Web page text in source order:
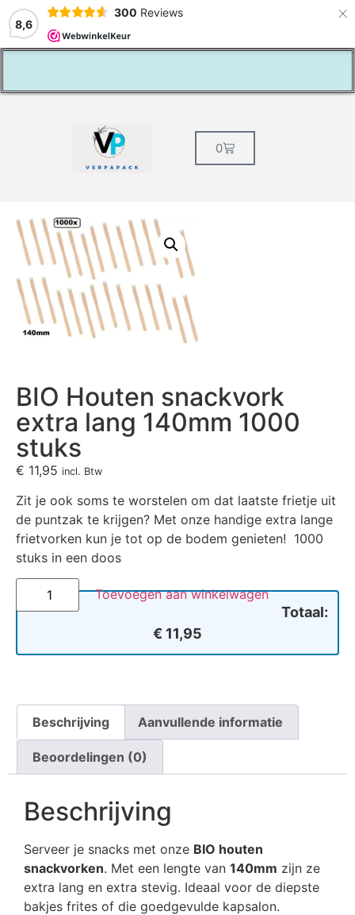
8,6
300 Reviews ×
0
BIO Houten snackvork
extra lang 140mm 1000
stuks
€ 11,95 incl. Btw
Zit je ook soms te worstelen om dat laatste frietje uit
de puntzak te krijgen? Met onze handige extra lange
frietvorken kun je tot op de bodem genieten! 1000
stuks in een doos
Toevoegen aan winkelwagen
Totaal:
€ 11,95
Beschrijving Aanvullende informatie
Beoordelingen (0)
Beschrijving
Serveer je snacks met onze BIO houten
snackvorken. Met een lengte van 140mm zijn ze
extra lang en extra stevig. Ideaal voor de diepste
bakjes frites of die goedgevulde kapsalon.